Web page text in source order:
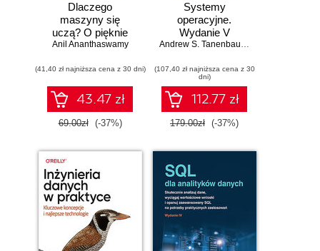
Dlaczego
maszyny się
uczą? O pięknie
matematyki i
współczesnej
sztucznej
inteligencji
Anil Ananthaswamy
(41,40 zł najniższa cena z 30 dni)
43.47 zł
69.00zł (-37%)
Systemy
operacyjne.
Wydanie V
Andrew S. Tanenbaum,
(107,40 zł najniższa cena z 30
dni)
112.77 zł
179.00zł (-37%)